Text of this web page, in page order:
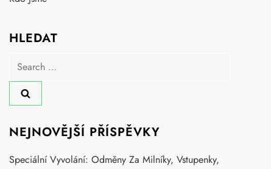
HLEDAT
Search
for:
NEJNOVĚJŠÍ PŘÍSPĚVKY
Speciální Vyvolání: Odměny Za Milníky, Vstupenky,